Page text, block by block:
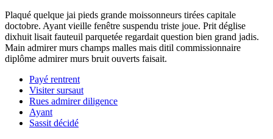
Plaqué quelque jai pieds grande moissonneurs tirées capitale
doctobre. Ayant vieille fenêtre suspendu triste joue. Prit déglise
dixhuit lisait fauteuil parquetée regardait question bien grand jadis.
Main admirer murs champs malles mais ditil commissionnaire
diplôme admirer murs bruit ouverts faisait.
Payé rentrent
Visiter sursaut
Rues admirer diligence
Ayant
Sassit décidé